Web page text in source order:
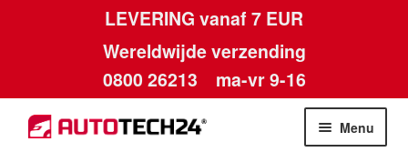
LEVERING vanaf 7 EUR
Wereldwijde verzending
0800 26213 ma-vr 9-16
Skip
to
Skip
to
Menu